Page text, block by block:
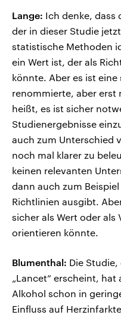
Lange: Ich denke, dass
der in dieser Studie
statistische Methoden
ein Wert ist, der als
könnte. Aber es ist
renommierte, aber erst
heißt, es ist sicher
Studienergebnisse
auch zum Unterschied
noch mal klarer zu
keinen relevanten
dann auch zum
Richtlinien ausgibt.
sicher als Wert oder als
orientieren könnte.
Blumenthal: Die
„Lancet“ erscheint, hat
Alkohol schon in
Einfluss auf